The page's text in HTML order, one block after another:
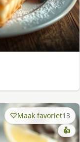
Maak favoriet13
👍